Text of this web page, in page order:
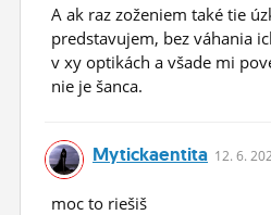
A ak raz zoženiem také tie
predstavujem, bez váhania
v xy optikách a všade mi
nie je šanca.
Mytickaentita 12. 6.
moc to riešiš